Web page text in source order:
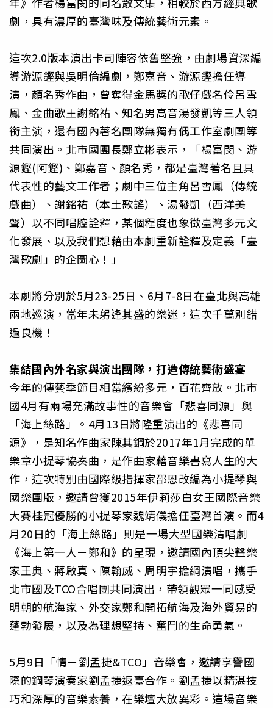
劇，具有濃厚的臺灣味及傳統藝術元素。
這次2.0版本演出卡司陣容依舊堅強，由劇場資深編
導游源鏗與吳明倫編劇，鄭嘉音、游源鏗擔任導
演，顏名秀作曲，曾奪得金馬獎的歌仔戲名伶呂雪
鳳、金曲歌王謝銘祐、知名男高音湯發凱等三人領
銜主演，還有國內著名團隊無獨有偶工作室劇團等
共同演出。北市國團長鄭立彬表示，「楊富閔、游
源鏗(阿鏗)、鄭嘉音、顏名秀，都是臺灣著名且具
代表性的藝文工作者；劇中三位主角呂雪鳳（傳統
戲曲）、謝銘祐（本土歌謠）、湯發凱（西洋美
聲）以不同唱腔詮釋，某個程度也象徵臺灣多元文
化發展、以及我們想藉由本劇重新詮釋及定義「臺
灣歌劇」的企圖心！」
本劇將分別於5月23-25日、6月7-8日在臺北與高雄
兩地巡演，當年未躬逢其盛的樂迷，這次千萬別錯
過良機！
集結國內外名家與演出團隊，打造傳統藝術盛宴
今年的傳藝季節目相當繽紛多元，百花齊放。北市
國4月有兩場充滿故事性的音樂會「悲喜同源」與
「海上絲路」。4月13日將隆重演出的《悲喜同
源》，是知名作曲家陳其鋼於2017年1月完成的單
樂章小提琴協奏曲，是作曲家藉音樂書寫人生的大
作，這次特別由國際級指揮家邵恩改編為小提琴與
國樂團版，邀請曾獲2015年伊莉莎白女王國際音樂
大賽桂冠優勝的小提琴家魏靖儀擔任臺灣首演。而4
月20日的「海上絲路」則是一場大型國樂清唱劇
《海上第一人－鄭和》的呈現，邀請國內頂尖聲樂
家王典、蔣啟真、陳翰威、周明宇擔綱演唱，攜手
北市國及TCO合唱團共同演出，帶領觀眾一同感受
明朝的航海家、外交家鄭和開拓航海及海外貿易的
蓬勃發展，以及為理想堅持、奮鬥的生命勇氣。
5月9日「情－劉孟捷&TCO」音樂會，邀請享譽國
際的鋼琴演奏家劉孟捷返臺合作。劉孟捷以精湛技
巧和深厚的音樂素養，在樂壇大放異彩。這場音樂